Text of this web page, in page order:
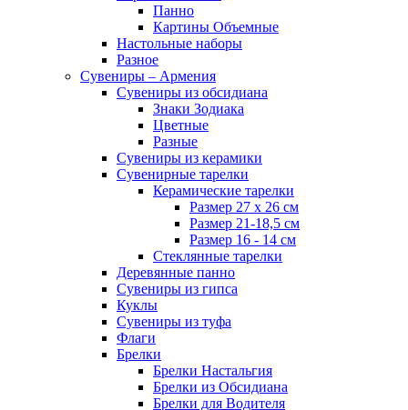
Панно
Картины Объемные
Настольные наборы
Разное
Сувениры – Армения
Сувениры из обсидиана
Знаки Зодиака
Цветные
Разные
Сувениры из керамики
Сувенирные тарелки
Керамические тарелки
Размер 27 х 26 см
Размер 21-18,5 см
Размер 16 - 14 см
Стеклянные тарелки
Деревянные панно
Сувениры из гипса
Куклы
Сувениры из туфа
Флаги
Брелки
Брелки Настальгия
Брелки из Обсидиана
Брелки для Водителя